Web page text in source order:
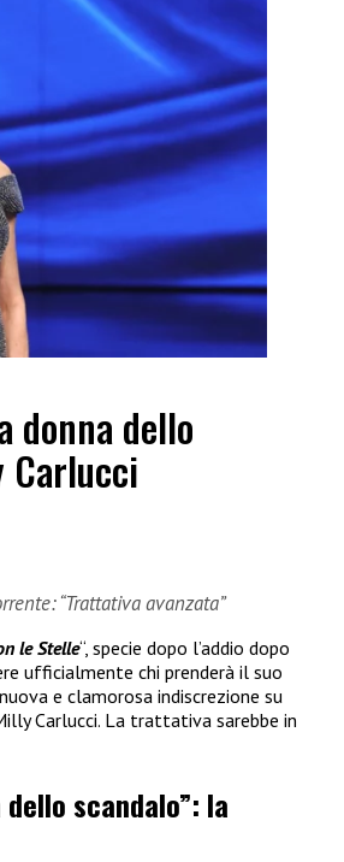
donna dello
“Trattativa avanzata”
le Stelle“, specie dopo l’addio dopo
ufficialmente chi prenderà il suo
e clamorosa indiscrezione su
Carlucci. La trattativa sarebbe in
scandalo”: la